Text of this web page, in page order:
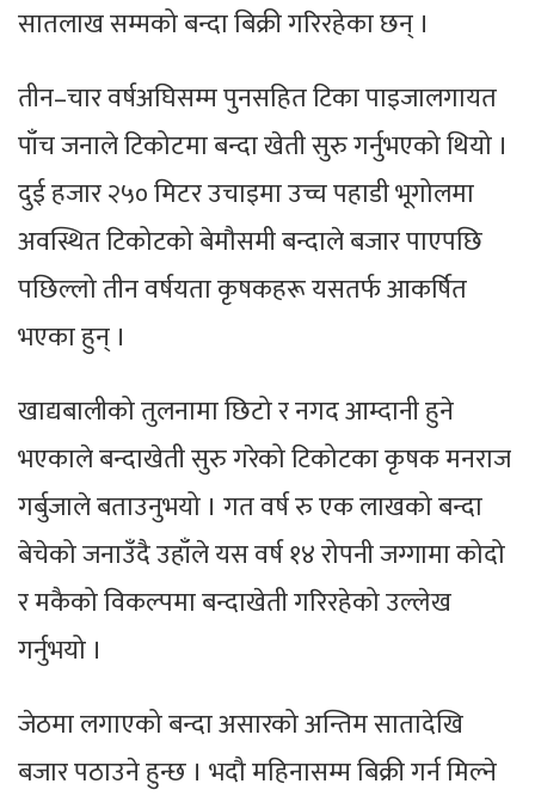
सातलाख सम्मको बन्दा बिक्री गरिरहेका छन् ।
तीन–चार वर्षअघिसम्म पुनसहित टिका पाइजालगायत
पाँच जनाले टिकोटमा बन्दा खेती सुरु गर्नुभएको थियो ।
दुई हजार २५० मिटर उचाइमा उच्च पहाडी भूगोलमा
अवस्थित टिकोटको बेमौसमी बन्दाले बजार पाएपछि
पछिल्लो तीन वर्षयता कृषकहरू यसतर्फ आकर्षित
भएका हुन् ।
खाद्यबालीको तुलनामा छिटो र नगद आम्दानी हुने
भएकाले बन्दाखेती सुरु गरेको टिकोटका कृषक मनराज
गर्बुजाले बताउनुभयो । गत वर्ष रु एक लाखको बन्दा
बेचेको जनाउँदै उहाँले यस वर्ष १४ रोपनी जग्गामा कोदो
र मकैको विकल्पमा बन्दाखेती गरिरहेको उल्लेख
गर्नुभयो ।
जेठमा लगाएको बन्दा असारको अन्तिम सातादेखि
बजार पठाउने हुन्छ । भदौ महिनासम्म बिक्री गर्न मिल्ने